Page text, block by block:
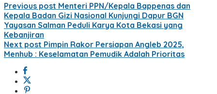
Previous post Menteri PPN/Kepala Bappenas dan
Kepala Badan Gizi Nasional Kunjungi Dapur BGN
Yayasan Salman Peduli Karya Kota Bekasi yang
Kebanjiran
Next post Pimpin Rakor Persiapan Angleb 2025,
Menhub : Keselamatan Pemudik Adalah Prioritas